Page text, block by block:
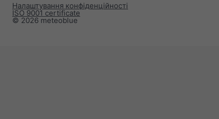
© 2026 meteoblue
ISO 9001 certificate
Налаштування конфіденційності